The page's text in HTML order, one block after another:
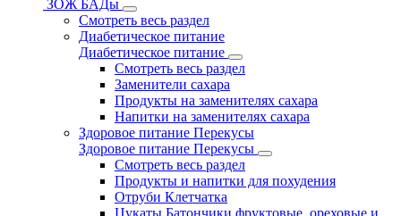
ЗОЖ БАДы
Смотреть весь раздел
Диабетическое питание
Диабетическое питание
Смотреть весь раздел
Заменители сахара
Продукты на заменителях сахара
Напитки на заменителях сахара
Здоровое питание Перекусы
Здоровое питание Перекусы
Смотреть весь раздел
Продукты и напитки для похудения
Отруби Клетчатка
Цукаты Батончики фруктовые, ореховые и